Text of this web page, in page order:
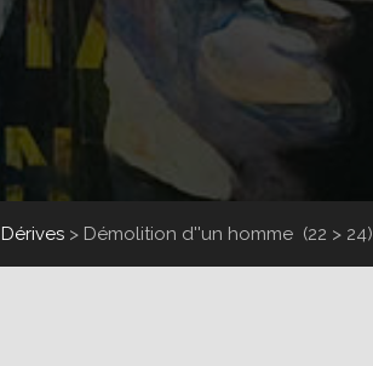
Dérives > Démolition d''un homme (22 > 24)